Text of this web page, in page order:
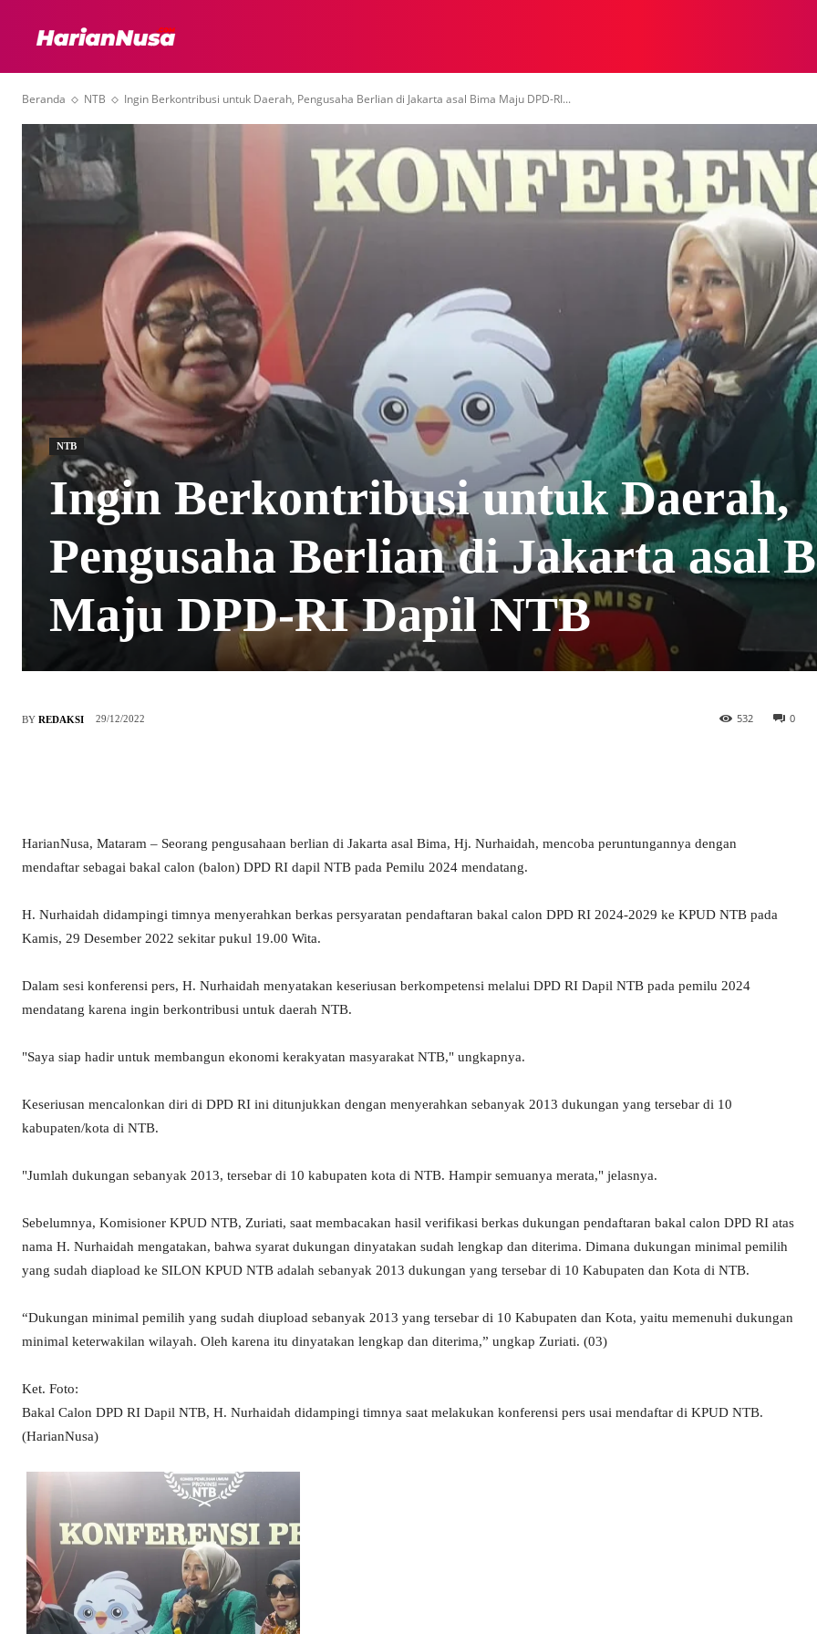
Beranda NTB Ingin Berkontribusi untuk Daerah, Pengusaha Berlian di Jakarta asal Bima Maju DPD-RI...
NTB
Ingin Berkontribusi untuk Daerah,
Pengusaha Berlian di Jakarta asal
Maju DPD-RI Dapil NTB
BY REDAKSI 29/12/2022 0
532
HarianNusa, Mataram – Seorang pengusahaan berlian di Jakarta asal Bima, Hj. Nurhaidah, mencoba peruntungannya dengan
mendaftar sebagai bakal calon (balon) DPD RI dapil NTB pada Pemilu 2024 mendatang.
H. Nurhaidah didampingi timnya menyerahkan berkas persyaratan pendaftaran bakal calon DPD RI 2024-2029 ke KPUD NTB pada
Kamis, 29 Desember 2022 sekitar pukul 19.00 Wita.
Dalam sesi konferensi pers, H. Nurhaidah menyatakan keseriusan berkompetensi melalui DPD RI Dapil NTB pada pemilu 2024
mendatang karena ingin berkontribusi untuk daerah NTB.
"Saya siap hadir untuk membangun ekonomi kerakyatan masyarakat NTB," ungkapnya.
Keseriusan mencalonkan diri di DPD RI ini ditunjukkan dengan menyerahkan sebanyak 2013 dukungan yang tersebar di 10
kabupaten/kota di NTB.
"Jumlah dukungan sebanyak 2013, tersebar di 10 kabupaten kota di NTB. Hampir semuanya merata," jelasnya.
Sebelumnya, Komisioner KPUD NTB, Zuriati, saat membacakan hasil verifikasi berkas dukungan pendaftaran bakal calon DPD RI atas
nama H. Nurhaidah mengatakan, bahwa syarat dukungan dinyatakan sudah lengkap dan diterima. Dimana dukungan minimal pemilih
yang sudah diapload ke SILON KPUD NTB adalah sebanyak 2013 dukungan yang tersebar di 10 Kabupaten dan Kota di NTB.
“Dukungan minimal pemilih yang sudah diupload sebanyak 2013 yang tersebar di 10 Kabupaten dan Kota, yaitu memenuhi dukungan
minimal keterwakilan wilayah. Oleh karena itu dinyatakan lengkap dan diterima,” ungkap Zuriati. (03)
Ket. Foto:
Bakal Calon DPD RI Dapil NTB, H. Nurhaidah didampingi timnya saat melakukan konferensi pers usai mendaftar di KPUD NTB.
(HarianNusa)